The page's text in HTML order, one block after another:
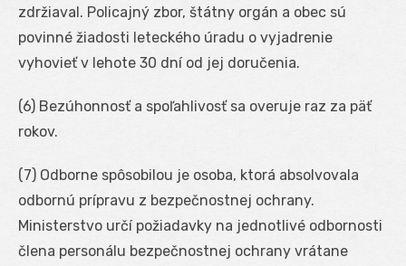
zdržiaval. Policajný zbor, štátny orgán a obec sú
povinné žiadosti leteckého úradu o vyjadrenie
vyhovieť v lehote 30 dní od jej doručenia.
(6) Bezúhonnosť a spoľahlivosť sa overuje raz za päť
rokov.
(7) Odborne spôsobilou je osoba, ktorá absolvovala
odbornú prípravu z bezpečnostnej ochrany.
Ministerstvo určí požiadavky na jednotlivé odbornosti
člena personálu bezpečnostnej ochrany vrátane